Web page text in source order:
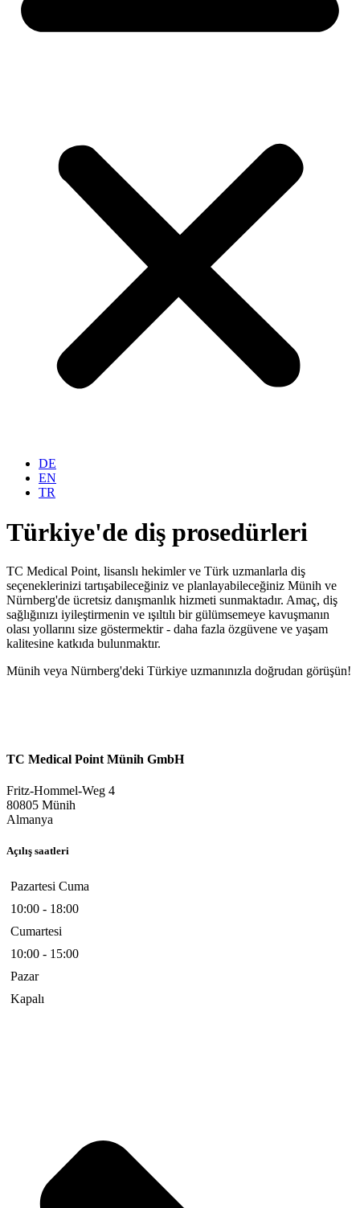
DE
EN
TR
Türkiye'de diş prosedürleri
TC Medical Point, lisanslı hekimler ve Türk uzmanlarla diş
seçeneklerinizi tartışabileceğiniz ve planlayabileceğiniz Münih ve
Nürnberg'de ücretsiz danışmanlık hizmeti sunmaktadır. Amaç, diş
sağlığınızı iyileştirmenin ve ışıltılı bir gülümsemeye kavuşmanın
olası yollarını size göstermektir - daha fazla özgüvene ve yaşam
kalitesine katkıda bulunmaktır.
Münih veya Nürnberg'deki Türkiye uzmanınızla doğrudan görüşün!
TC Medical Point Münih GmbH
Fritz-Hommel-Weg 4
80805 Münih
Almanya
Açılış saatleri
Pazartesi Cuma
10:00 - 18:00
Cumartesi
10:00 - 15:00
Pazar
Kapalı